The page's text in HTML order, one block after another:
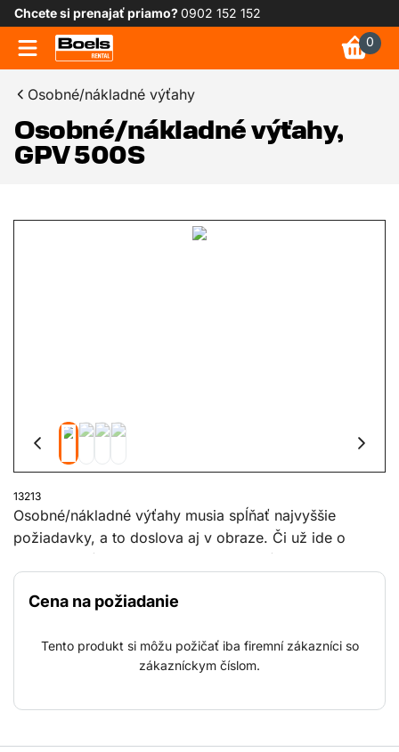
Chcete si prenajať priamo?0902 152 152
0
Osobné/nákladné výťahy
Osobné/nákladné výťahy,
GPV 500S
13213
Osobné/nákladné výťahy musia spĺňať najvyššie
požiadavky, a to doslova aj v obraze. Či už ide o
Construction Lifts má pre vás ten pravý výťah. S
nosnosťou od 500 kg do 1 500 kg. Možno postaviť
Jednoducho, takmer v každej pracovnej situácii. Náš
odborný personál zabezpečuje prepravu, montáž a
Cena na požiadanie
Tento produkt si môžu požičať iba firemní zákazníci so
zákazníckym číslom.